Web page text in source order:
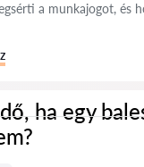
a munkajogot, és
ha egy